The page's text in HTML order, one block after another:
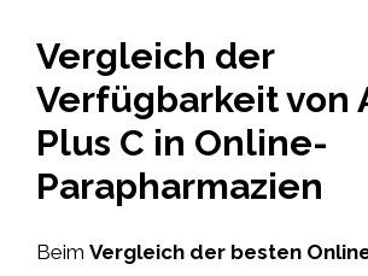
Vergleich der
Verfügbarkeit von
Plus C in Online-
Parapharmazien
Beim Vergleich der besten